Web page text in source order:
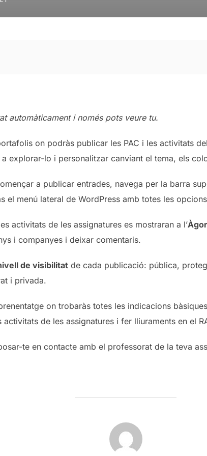
automàticament i només pots veure tu.
on podràs publicar les PAC i les activitats
explorar-lo i personalitzar canviant el tema, els
a publicar entrades, navega per la barra
el menú lateral de WordPress amb totes les opcions
activitats de les assignatures es mostraran a l’
i companyes i deixar comentaris.
de visibilitat de cada publicació: pública,
i privada.
on trobaràs totes les indicacions
de les assignatures i fer lliuraments en el
te en contacte amb el professorat de la teva
POST AUTHOR